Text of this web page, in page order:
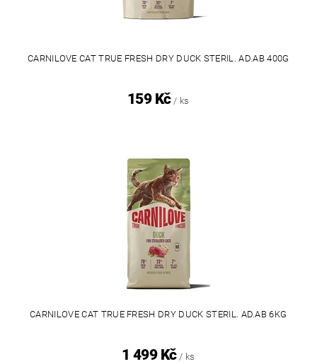
CARNILOVE CAT TRUE FRESH DRY DUCK STERIL. AD.AB 400G
159 Kč / ks
CARNILOVE CAT TRUE FRESH DRY DUCK STERIL. AD.AB 6KG
1 499 Kč / ks